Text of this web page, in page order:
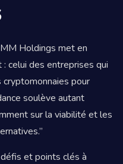
Holdings met en
celui des entreprises qui
pour
soulève autant
sur la viabilité et les
et points clés à